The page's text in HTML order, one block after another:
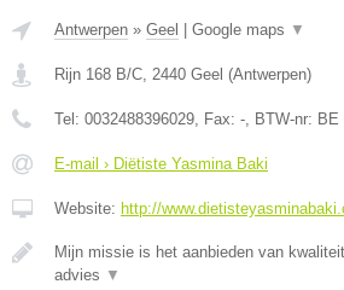
Antwerpen » Geel | Google maps ▼
Rijn 168 B/C 2440 Geel (Antwerpen)
Tel: 0032488396029 , Fax: - , BTW-nr: BE
E-mail › Diëtiste Yasmina Baki
Website: http://
Mijn missie is het aanbieden van
advies ▼